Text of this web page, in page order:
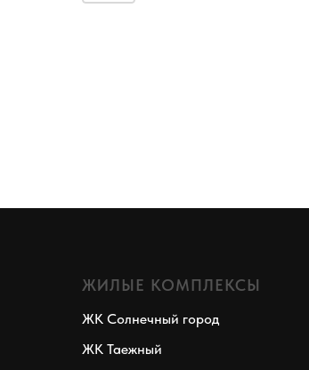
ЖИЛЫЕ КОМПЛЕКСЫ
ЖК Солнечный город
ЖК Таежный